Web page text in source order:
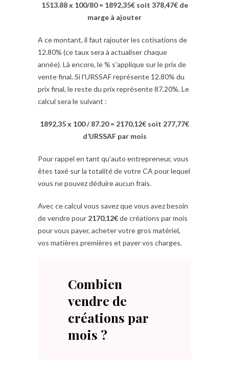
1513.88 x 100/80 = 1892,35€ soit 378,47€ de
marge à ajouter
A ce montant, il faut rajouter les cotisations de
12.80% (ce taux sera à actualiser chaque
année). Là encore, le % s’applique sur le prix de
vente final. Si l’URSSAF représente 12.80% du
prix final, le reste du prix représente 87.20%. Le
calcul sera le suivant :
1892,35 x 100 / 87.20 = 2170,12€ soit 277,77€
d’URSSAF par mois
Pour rappel en tant qu’auto entrepreneur, vous
êtes taxé sur la totalité de votre CA pour lequel
vous ne pouvez déduire aucun frais.
Avec ce calcul vous savez que vous avez besoin
de vendre pour 2170,12€de créations par mois
pour vous payer, acheter votre gros matériel,
vos matières premières et payer vos charges.
Combien
vendre de
créations par
mois ?